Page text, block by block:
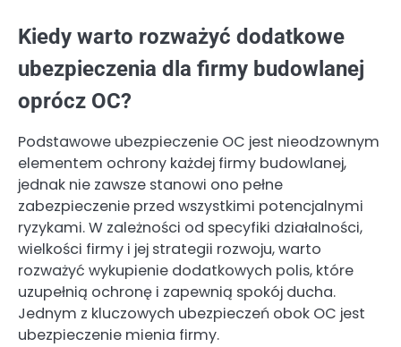
Kiedy warto rozważyć dodatkowe
ubezpieczenia dla firmy budowlanej
oprócz OC?
Podstawowe ubezpieczenie OC jest nieodzownym
elementem ochrony każdej firmy budowlanej,
jednak nie zawsze stanowi ono pełne
zabezpieczenie przed wszystkimi potencjalnymi
ryzykami. W zależności od specyfiki działalności,
wielkości firmy i jej strategii rozwoju, warto
rozważyć wykupienie dodatkowych polis, które
uzupełnią ochronę i zapewnią spokój ducha.
Jednym z kluczowych ubezpieczeń obok OC jest
ubezpieczenie mienia firmy.